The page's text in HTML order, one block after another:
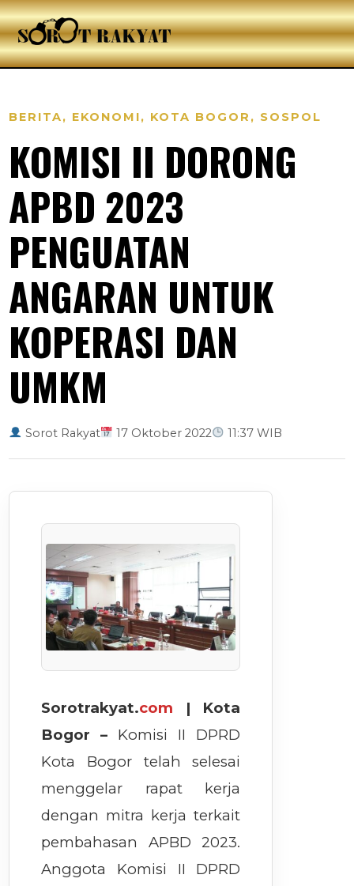
BERITA, EKONOMI, KOTA BOGOR , SOSPOL
KOMISI II DORONG
APBD 2023
PENGUATAN
ANGARAN UNTUK
KOPERASI DAN
UMKM
Sorot Rakyat 17 Oktober 2022 11:37 WIB
Sorotrakyat.com | Kota
Bogor – Komisi II DPRD
Kota Bogor telah selesai
menggelar rapat kerja
dengan mitra kerja terkait
pembahasan APBD 2023.
Anggota Komisi II DPRD